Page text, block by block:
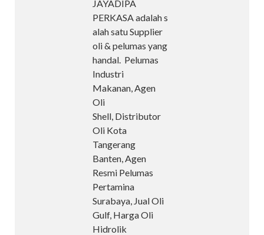
JAYADIPA
PERKASA adalah s
alah satu Supplier
oli & pelumas yang
handal. Pelumas
Industri
Makanan, Agen
Oli
Shell, Distributor
Oli Kota
Tangerang
Banten, Agen
Resmi Pelumas
Pertamina
Surabaya, Jual Oli
Gulf, Harga Oli
Hidrolik